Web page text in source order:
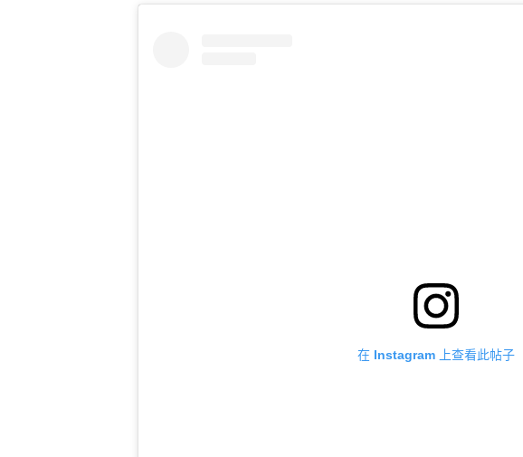
在 Instagram 上查看此帖子